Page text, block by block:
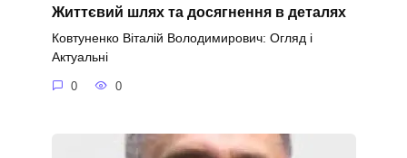
Життєвий шлях та досягнення в деталях
Ковтуненко Віталій Володимирович: Огляд і
Актуальні
0 0